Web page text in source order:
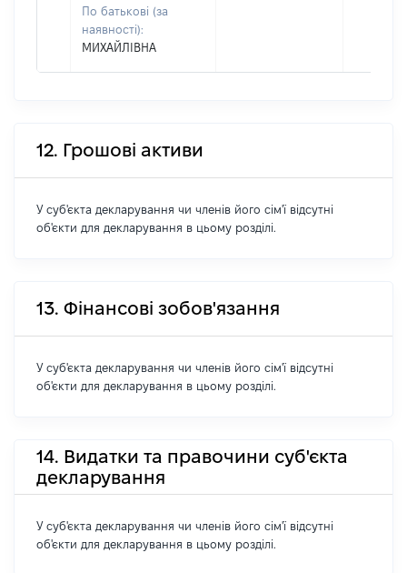
По батькові (за
наявності):
МИХАЙЛІВНА
12. Грошові активи
У суб'єкта декларування чи членів його сім'ї відсутні
об'єкти для декларування в цьому розділі.
13. Фінансові зобов'язання
У суб'єкта декларування чи членів його сім'ї відсутні
об'єкти для декларування в цьому розділі.
14. Видатки та правочини суб'єкта
декларування
У суб'єкта декларування чи членів його сім'ї відсутні
об'єкти для декларування в цьому розділі.